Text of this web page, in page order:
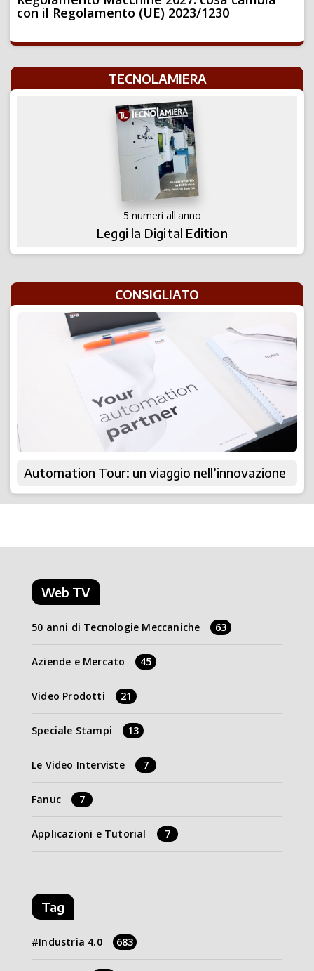
con il Regolamento (UE) 2023/1230
TECNOLAMIERA
5 numeri all'anno
Leggi la Digital Edition
CONSIGLIATO
Automation Tour: un viaggio nell’innovazione
Web TV
50 anni di Tecnologie Meccaniche 63
Aziende e Mercato 45
Video Prodotti 21
Speciale Stampi 13
Le Video Interviste 7
Fanuc 7
Applicazioni e Tutorial 7
Tag
Industria 4.0 683